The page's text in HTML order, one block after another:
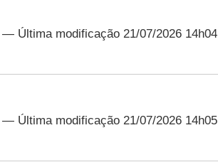
— Última modificação 21/07/2026 14h04
— Última modificação 21/07/2026 14h05